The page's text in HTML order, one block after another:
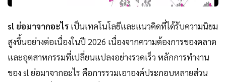
sl ย่อมาจากอะไร เป็นเทคโนโลยีและแนวคิดที่ได้รับความนิยม
สูงขึ้นอย่างต่อเนื่องในปี 2026 เนื่องจากความต้องการของตลาด
และอุตสาหกรรมที่เปลี่ยนแปลงอย่างรวดเร็ว หลักการทำงาน
ของ sl ย่อมาจากอะไร คือการรวมเอาองค์ประกอบหลายส่วน